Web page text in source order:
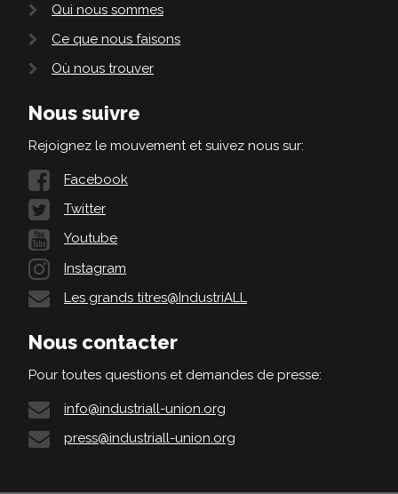
Qui nous sommes
Ce que nous faisons
Où nous trouver
Nous suivre
Rejoignez le mouvement et suivez nous sur:
Facebook
Twitter
Youtube
Instagram
Les grands titres@IndustriALL
Nous contacter
Pour toutes questions et demandes de presse:
info@industriall-union.org
press@industriall-union.org